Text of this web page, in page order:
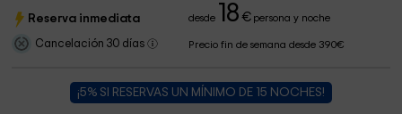
Reserva inmediata desde 18 €persona y noche
Cancelación 30 días Precio fin de semana desde 390€
¡5% SI RESERVAS UN MÍNIMO DE 15 NOCHES!